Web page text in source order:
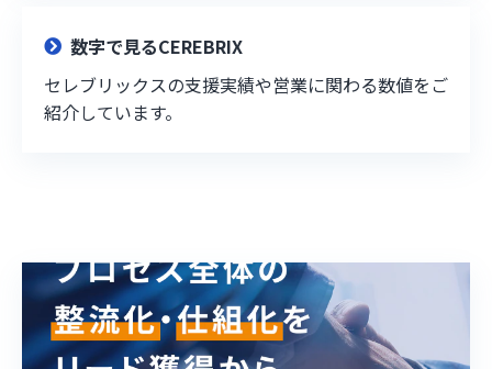
数字で見るCEREBRIX
セレブリックスの支援実績や営業に関わる数値をご
紹介しています。